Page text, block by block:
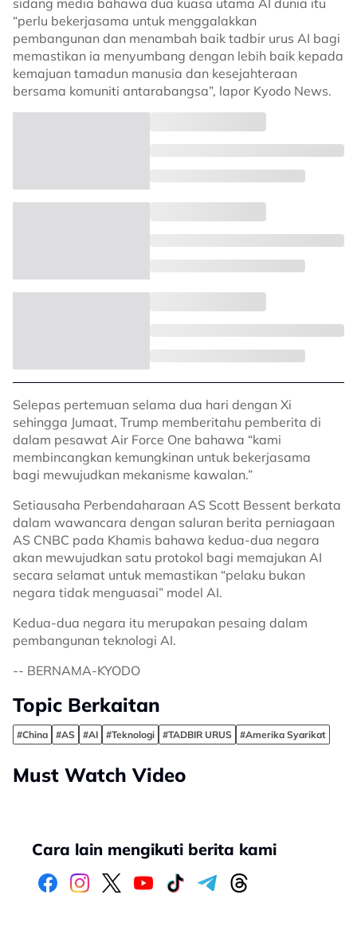
sidang media bahawa dua kuasa utama AI dunia itu
“perlu bekerjasama untuk menggalakkan
pembangunan dan menambah baik tadbir urus AI bagi
memastikan ia menyumbang dengan lebih baik kepada
kemajuan tamadun manusia dan kesejahteraan
bersama komuniti antarabangsa”, lapor Kyodo News.
Selepas pertemuan selama dua hari dengan Xi
sehingga Jumaat, Trump memberitahu pemberita di
dalam pesawat Air Force One bahawa “kami
membincangkan kemungkinan untuk bekerjasama
bagi mewujudkan mekanisme kawalan.”
Setiausaha Perbendaharaan AS Scott Bessent berkata
dalam wawancara dengan saluran berita perniagaan
AS CNBC pada Khamis bahawa kedua-dua negara
akan mewujudkan satu protokol bagi memajukan AI
secara selamat untuk memastikan “pelaku bukan
negara tidak menguasai” model AI.
Kedua-dua negara itu merupakan pesaing dalam
pembangunan teknologi AI.
-- BERNAMA-KYODO
Topic Berkaitan
#China #AS #AI #Teknologi #TADBIR URUS #Amerika Syarikat
Must Watch Video
Cara lain mengikuti berita kami